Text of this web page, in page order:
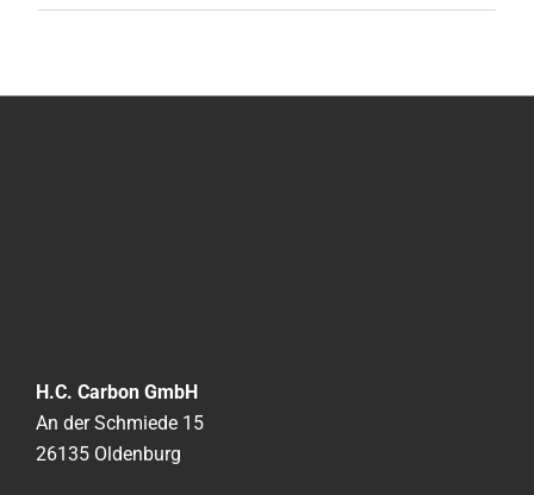
H.C. Carbon GmbH
An der Schmiede 15
26135 Oldenburg